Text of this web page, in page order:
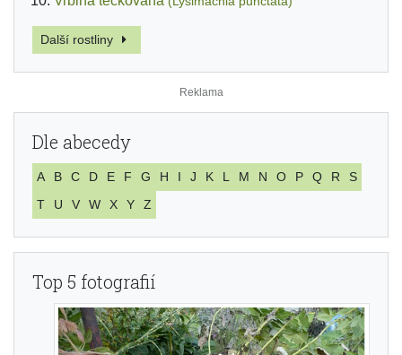
Další rostliny
Dle abecedy
A B C D E F G H I J K L M N O P Q R
S
T
U V W X Y Z
Top 5 fotografií